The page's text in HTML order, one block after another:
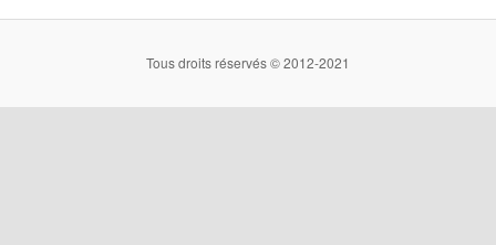
Tous droits réservés © 2012-2021